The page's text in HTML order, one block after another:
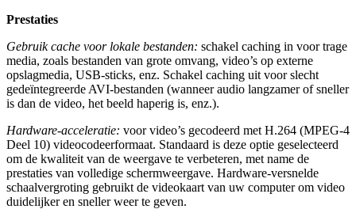
Prestaties
Gebruik cache voor lokale bestanden: schakel caching in voor trage
media, zoals bestanden van grote omvang, video’s op externe
opslagmedia, USB-sticks, enz. Schakel caching uit voor slecht
gedeïntegreerde AVI-bestanden (wanneer audio langzamer of sneller
is dan de video, het beeld haperig is, enz.).
Hardware-acceleratie: voor video’s gecodeerd met H.264 (MPEG-4
Deel 10) videocodeerformaat. Standaard is deze optie geselecteerd
om de kwaliteit van de weergave te verbeteren, met name de
prestaties van volledige schermweergave. Hardware-versnelde
schaalvergroting gebruikt de videokaart van uw computer om video
duidelijker en sneller weer te geven.